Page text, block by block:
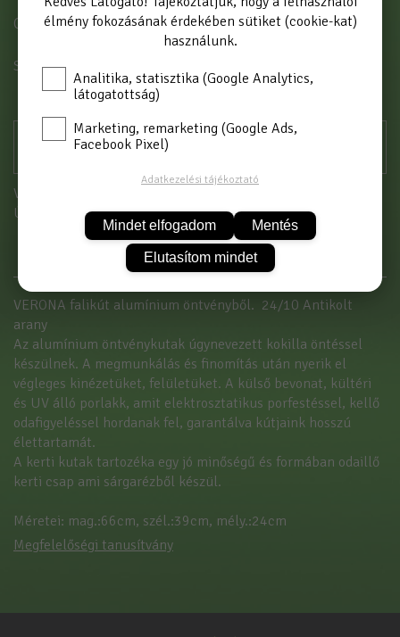
Cikkszám: 24/10
SZÍN
Vásárláshoz kérjük jelentkezzen be!
Új partnerkéntitt tud regisztrálni
VERONA falikút alumínium öntvényből. 24/10 Antikolt
arany
Az alumínium öntvénykutak úgynevezett kokilla öntéssel
készülnek. A megmunkálás és finomítás után nyerik el
végleges kinézetüket, felületüket. A külső bevonat, kültéri
és UV álló porlakk, amit elektrosztatikus porfestéssel, kellő
odafigyeléssel hordanak fel, garantálva kútjaink hosszú
élettartamát.
A kerti kutak tartozéka egy jó minőségű és formában odaillő
kerti csap ami sárgarézből készül.
Méretei: mag.:66cm, szél.:39cm, mély.:24cm
Megfelelőségi tanusítvány
élmény fokozásának érdekében sütiket (cookie-kat)
használunk.
Analitika, statisztika (Google Analytics,
látogatottság)
Marketing, remarketing (Google Ads,
Facebook Pixel)
Adatkezelési tájékoztató
Mindet elfogadom Mentés
Elutasítom mindet